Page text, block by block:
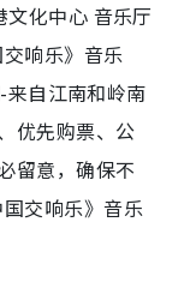
文化中心 音乐厅
响乐》音乐
自江南和岭南
优先购票、公
留意，确保不
交响乐》音乐